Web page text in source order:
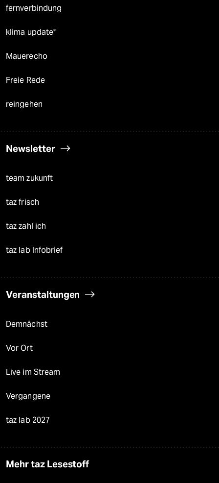
fernverbindung
klima update°
Mauerecho
Freie Rede
reingehen
Newsletter
team zukunft
taz frisch
taz zahl ich
taz lab Infobrief
Veranstaltungen
Demnächst
Vor Ort
Live im Stream
Vergangene
taz lab 2027
Mehr taz Lesestoff